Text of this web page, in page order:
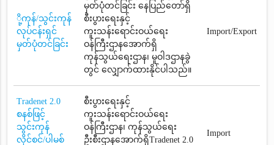
ို့ကုန်/သွင်းကုန်
လုပ်ငန်းရှင်
မှတ်ပုံတင်ခြင်း
မှတ်ပုံတင်ခြင်း နေပြည်တော်ရှိ
စီးပွားရေးနှင့်
ကူးသန်းရောင်းဝယ်ရေး
ဝန်ကြီးဌာနအောက်ရှိ
ကုန်သွယ်ရေးဌာန၊ မူဝါဒဌာနခွဲ
တွင် လျှောက်ထားနိုင်ပါသည်။
Import/Export
Tradenet 2.0
စနစ်ဖြင့်
သွင်းကုန်
လိုင်စင်/ပါမစ်
စီးပွားရေးနှင့်
ကူးသန်းရောင်းဝယ်ရေး
ဝန်ကြီးဌာန၊ ကုန်သွယ်ရေး
ဦးစီးဌာနအောက်ရှိTradenet 2.0
Import